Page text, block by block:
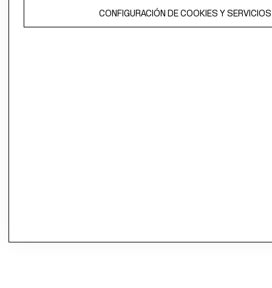
CONFIGURACIÓN DE COOKIES Y SERVICIOS